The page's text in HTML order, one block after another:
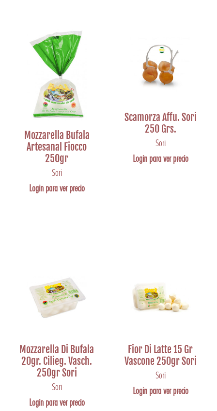
Mozzarella Bufala
Artesanal Fiocco
250gr
Sori
Login para ver precio
Scamorza Affu. Sori
250 Grs.
Sori
Login para ver precio
Mozzarella Di Bufala
20gr. Cilieg. Vasch.
250gr Sori
Sori
Login para ver precio
Fior Di Latte 15 Gr
Vascone 250gr Sori
Sori
Login para ver precio